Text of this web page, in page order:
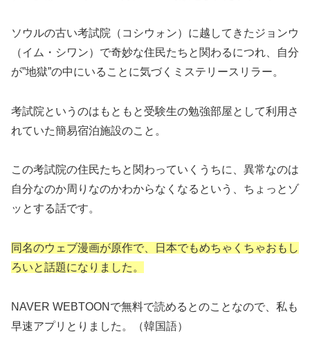
ソウルの古い考試院（コシウォン）に越してきたジョンウ
（イム・シワン）で奇妙な住民たちと関わるにつれ、自分
が”地獄”の中にいることに気づくミステリースリラー。
考試院というのはもともと受験生の勉強部屋として利用さ
れていた簡易宿泊施設のこと。
この考試院の住民たちと関わっていくうちに、異常なのは
自分なのか周りなのかわからなくなるという、ちょっとゾ
ッとする話です。
同名のウェブ漫画が原作で、日本でもめちゃくちゃおもし
ろいと話題になりました。
NAVER WEBTOONで無料で読めるとのことなので、私も
早速アプリとりました。（韓国語）